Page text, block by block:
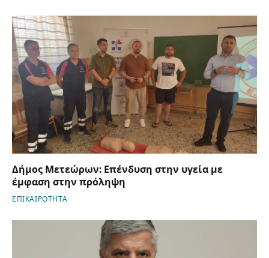
Δήμος Μετεώρων: Επένδυση στην υγεία με
έμφαση στην πρόληψη
ΕΠΙΚΑΙΡΟΤΗΤΑ